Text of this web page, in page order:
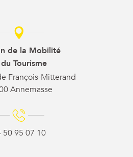
de la Mobilité
Tourisme
François-Mitterand
Annemasse
50 95 07 10